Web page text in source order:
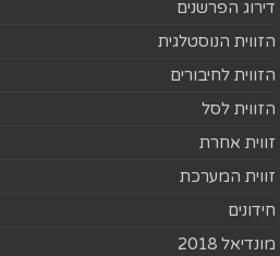
דירוג הפרשנים
הזווית הנוסטלגית
הזווית לחיבורים
הזווית לסל
זווית אחרת
זווית המערכת
חידונים
מונדיאל 2018